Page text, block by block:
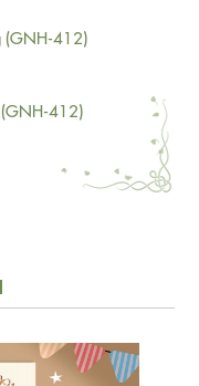
(GNH-412)
412)